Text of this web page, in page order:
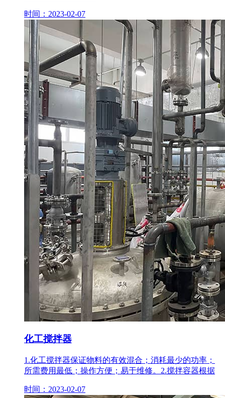
时间：2023-02-07
化工搅拌器
1.化工搅拌器保证物料的有效混合；消耗最少的功率；
所需费用最低；操作方便；易于维修。2.搅拌容器根据
时间：2023-02-07